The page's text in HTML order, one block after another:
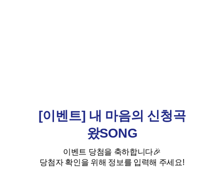
[이벤트] 내 마음의 신청곡
왔SONG
이벤트 당첨을 축하합니다🎉
당첨자 확인을 위해 정보를 입력해 주세요!